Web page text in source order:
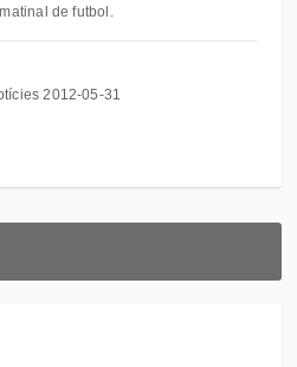
de futbol.
2012-05-31